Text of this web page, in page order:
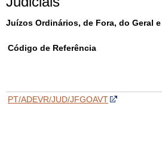
Juízos Ordinários, de Fora, do Geral
Código de Referência
PT/ADEVR/JUD/JFGOAVT